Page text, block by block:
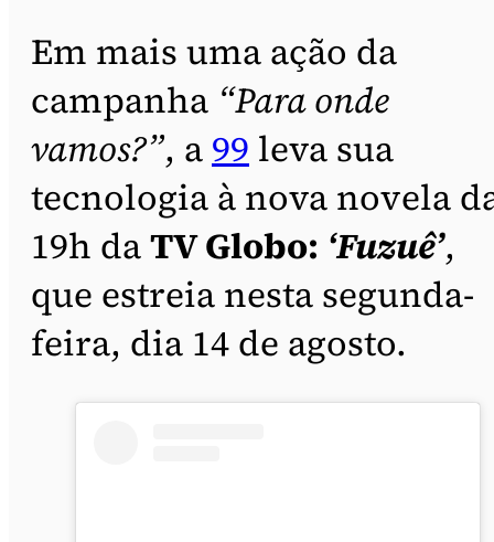
Em mais uma ação da
campanha “Para onde
vamos?”, a 99 leva sua
tecnologia à nova novela
19h daTV Globo: ‘Fuzuê’,
que estreia nesta segunda-
feira, dia 14 de agosto.